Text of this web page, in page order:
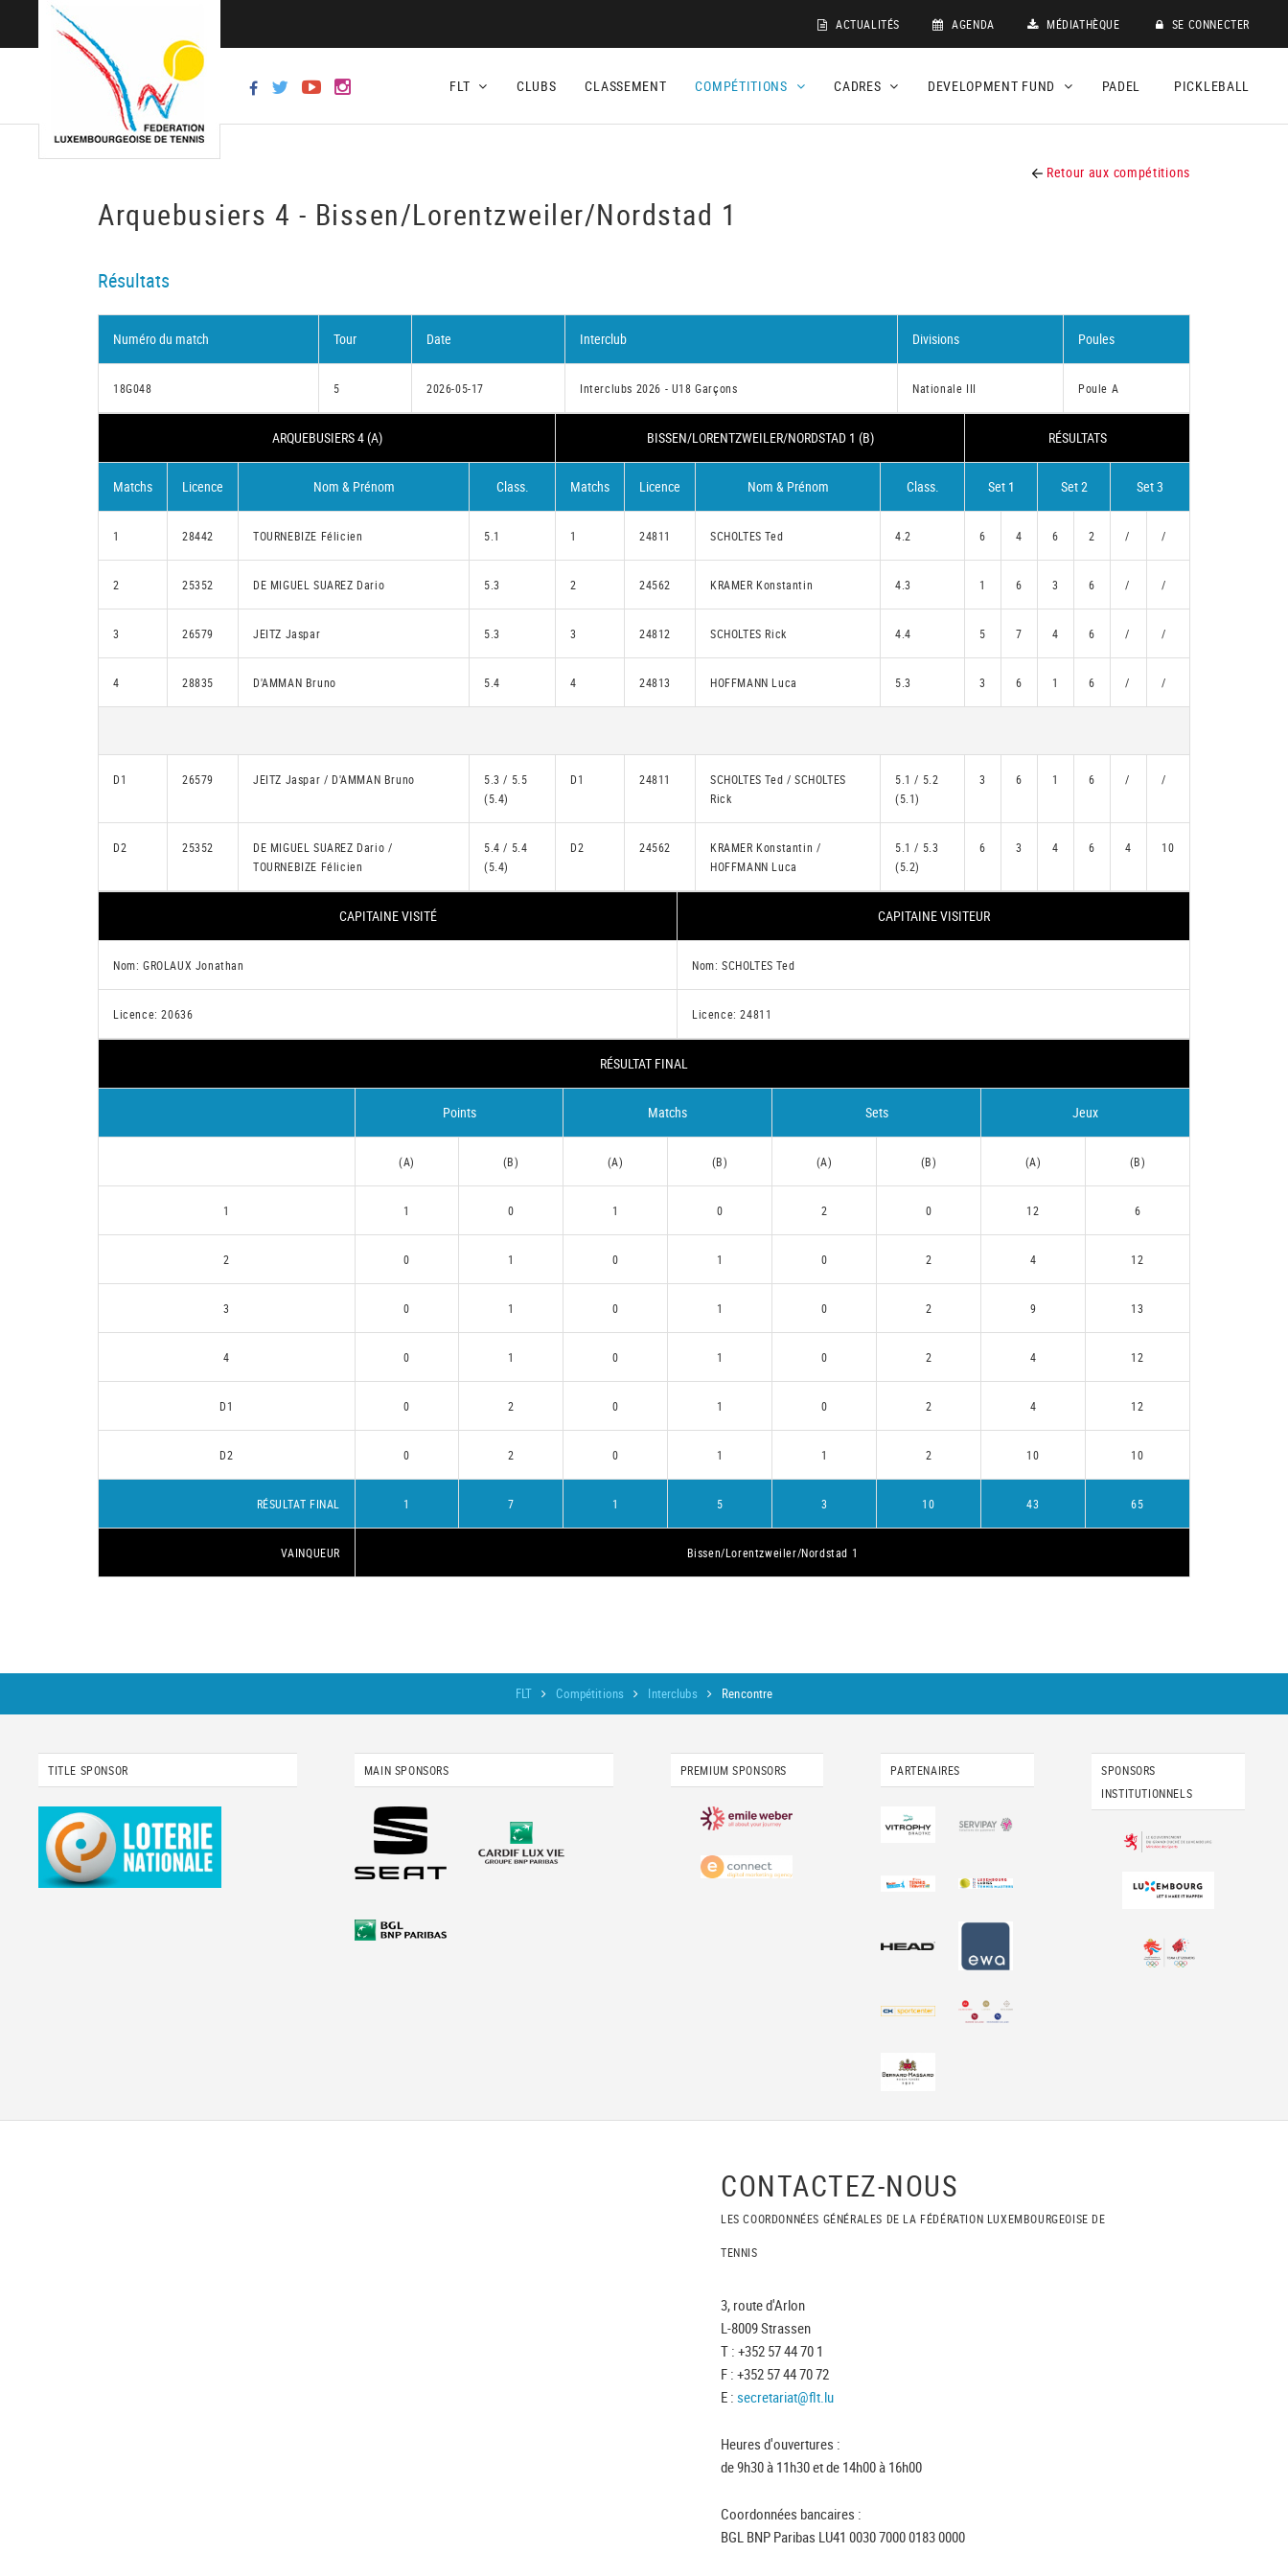
ACTUALITÉS AGENDA MÉDIATHÈQUE SE CONNECTER
FLT CLUBS CLASSEMENT COMPÉTITIONS CADRES DEVELOPMENT FUND PADEL PICKLEBALL
Retour aux compétitions
Arquebusiers 4 - Bissen/Lorentzweiler/Nordstad 1
Résultats
Numéro du match Tour Date Interclub Divisions Poules
18G048 5 2026-05-17 Interclubs 2026 - U18 Garçons Nationale III Poule A
ARQUEBUSIERS 4 (A) BISSEN/LORENTZWEILER/NORDSTAD 1 (B) RÉSULTATS
Matchs Licence Nom & Prénom Class. Matchs Licence Nom & Prénom Class. Set 1 Set 2 Set 3
1 28442 TOURNEBIZE Félicien 5.1 1 24811 SCHOLTES Ted 4.2 6 4 6 2 / /
2 25352 DE MIGUEL SUAREZ Dario 5.3 2 24562 KRAMER Konstantin 4.3 1 6 3 6 / /
3 26579 JEITZ Jaspar 5.3 3 24812 SCHOLTES Rick 4.4 5 7 4 6 / /
4 28835 D'AMMAN Bruno 5.4 4 24813 HOFFMANN Luca 5.3 3 6 1 6 / /
D1 26579 JEITZ Jaspar / D'AMMAN Bruno
5.3 / 5.5
(5.4)
D1 24811
SCHOLTES Ted / SCHOLTES
Rick
5.1 / 5.2
(5.1)
3 6 1 6 / /
D2 25352
DE MIGUEL SUAREZ Dario /
TOURNEBIZE Félicien
5.4 / 5.4
(5.4)
D2 24562
KRAMER Konstantin /
HOFFMANN Luca
5.1 / 5.3
(5.2)
6 3 4 6 4 10
CAPITAINE VISITÉ CAPITAINE VISITEUR
Nom: GROLAUX Jonathan Nom: SCHOLTES Ted
Licence: 20636 Licence: 24811
RÉSULTAT FINAL
Points Matchs Sets Jeux
(A) (B) (A) (B) (A) (B) (A) (B)
1 1 0 1 0 2 0 12 6
2 0 1 0 1 0 2 4 12
3 0 1 0 1 0 2 9 13
4 0 1 0 1 0 2 4 12
D1 0 2 0 1 0 2 4 12
D2 0 2 0 1 1 2 10 10
RÉSULTAT FINAL 1 7 1 5 3 10 43 65
VAINQUEUR Bissen/Lorentzweiler/Nordstad 1
FLT Compétitions Interclubs Rencontre
TITLE SPONSOR MAIN SPONSORS PREMIUM SPONSORS PARTENAIRES
SPONSORS
INSTITUTIONNELS
CONTACTEZ-NOUS
LES COORDONNÉES GÉNÉRALES DE LA FÉDÉRATION LUXEMBOURGEOISE DE
TENNIS
3, route d'Arlon
L-8009 Strassen
T : +352 57 44 70 1
F : +352 57 44 70 72
E : secretariat@flt.lu
Heures d'ouvertures :
de 9h30 à 11h30 et de 14h00 à 16h00
Coordonnées bancaires :
BGL BNP Paribas LU41 0030 7000 0183 0000